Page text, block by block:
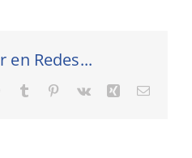
en Redes...
WhatsApp
Tumblr Pinterest
Vk XingCorreo